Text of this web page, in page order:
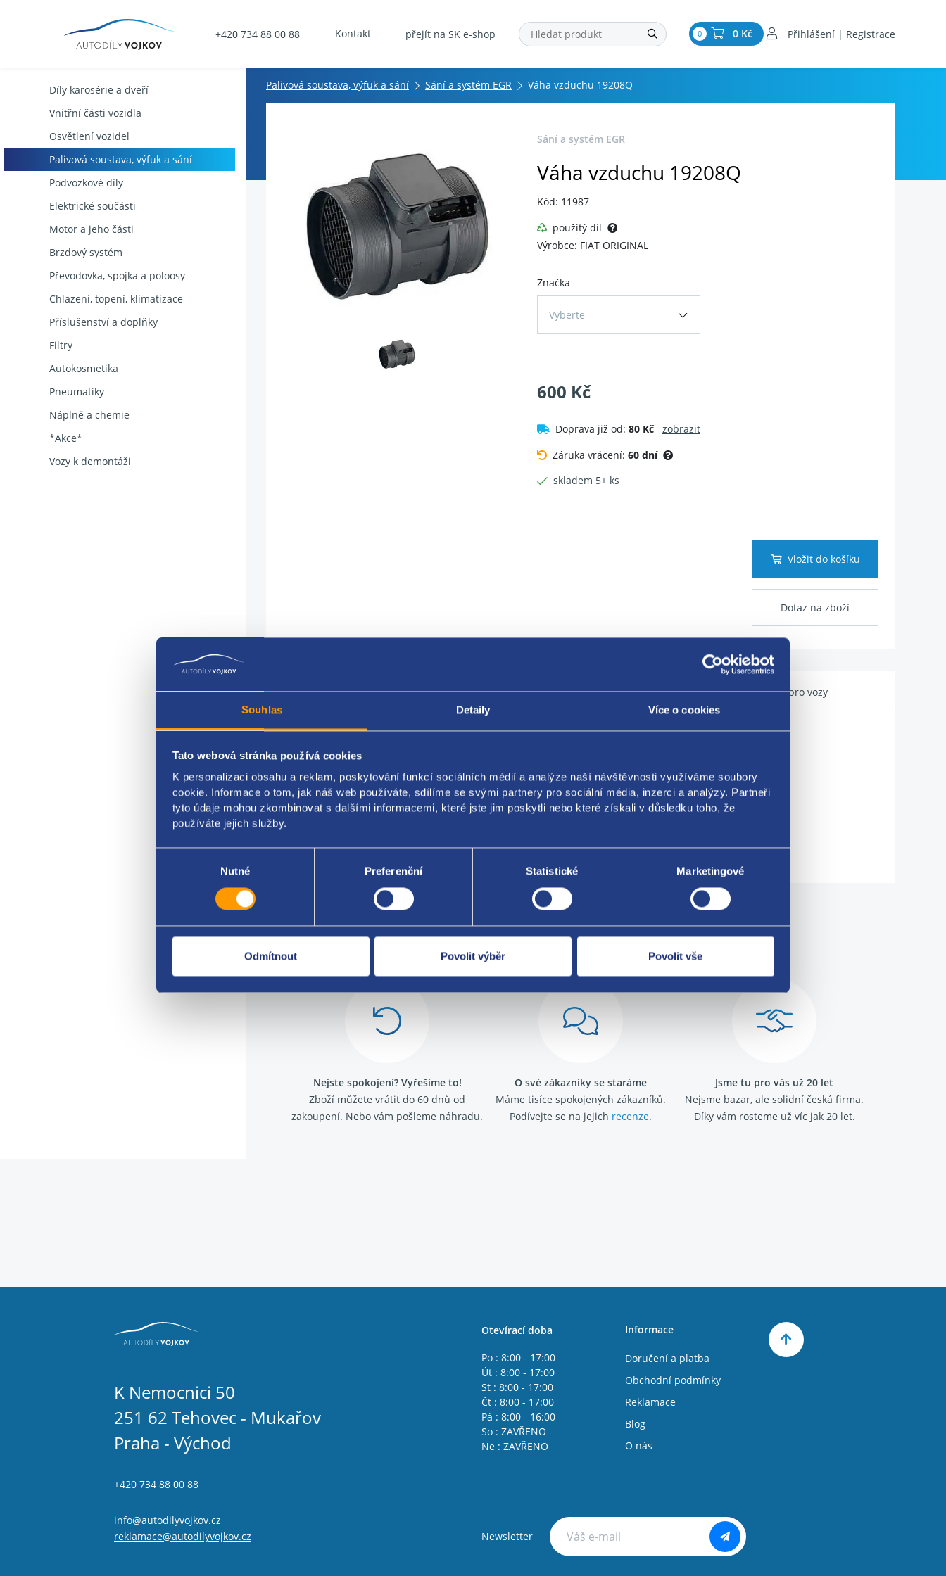
Souhlas Detaily Více o cookies
Tato webová stránka používá cookies
K personalizaci obsahu a reklam, poskytování funkcí sociálních médií a analýze naší návštěvnosti využíváme soubory
cookie. Informace o tom, jak náš web používáte, sdílíme se svými partnery pro sociální média, inzerci a analýzy. Partneři
tyto údaje mohou zkombinovat s dalšími informacemi, které jste jim poskytli nebo které získali v důsledku toho, že
používáte jejich služby.
Nutné Preferenční Statistické Marketingové
Odmítnout Povolit výběr Povolit vše
+420 734 88 00 88 Kontakt přejít na SK e-shop 0 0 Kč Přihlášení | Registrace
Díly karosérie a dveří
Vnitřní části vozidla
Osvětlení vozidel
Palivová soustava, výfuk a sání
Podvozkové díly
Elektrické součásti
Motor a jeho části
Brzdový systém
Převodovka, spojka a poloosy
Chlazení, topení, klimatizace
Příslušenství a doplňky
Filtry
Autokosmetika
Pneumatiky
Náplně a chemie
*Akce*
Vozy k demontáži
Palivová soustava, výfuk a sání Sání a systém EGR Váha vzduchu 19208Q
Sání a systém EGR
Váha vzduchu 19208Q
Kód: 11987
použitý díl
Výrobce: FIAT ORIGINAL
Značka
Vyberte
600 Kč
Doprava již od: 80 Kč
zobrazit
Záruka vrácení: 60 dní
skladem 5+ ks
Vložit do košíku
Dotaz na zboží
Popis produktu Kódy produktu Použitelné pro vozy
počet přípojek - 5
vstup - 70mm
výstup - 70mm
Za kvalitu ručíme!
Nejste spokojeni? Vyřešíme to!
Zboží můžete vrátit do 60 dnů od
zakoupení. Nebo vám pošleme náhradu.
O své zákazníky se staráme
Máme tisíce spokojených zákazníků.
Podívejte se na jejich recenze.
Jsme tu pro vás už 20 let
Nejsme bazar, ale solidní česká firma.
Díky vám rosteme už víc jak 20 let.
K Nemocnici 50
251 62 Tehovec - Mukařov
Praha - Východ
+420 734 88 00 88
info@autodilyvojkov.cz
reklamace@autodilyvojkov.cz
Otevírací doba
Po : 8:00 - 17:00
Út : 8:00 - 17:00
St : 8:00 - 17:00
Čt : 8:00 - 17:00
Pá : 8:00 - 16:00
So : ZAVŘENO
Ne : ZAVŘENO
Informace
Doručení a platba
Obchodní podmínky
Reklamace
Blog
O nás
Newsletter